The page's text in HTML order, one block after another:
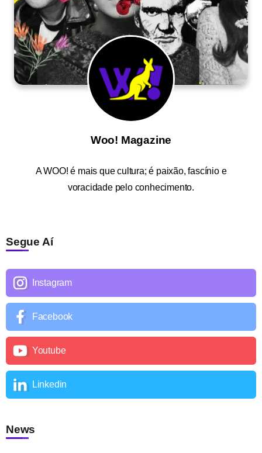
Woo! Magazine
AWOO! é mais que cultura; é paixão, fascínio e
voracidade pelo conhecimento.
Segue Aí
Instagram
Facebook
Youtube
Linkedin
News